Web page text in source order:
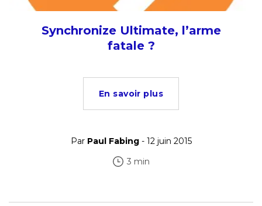
Synchronize Ultimate, l’arme
fatale ?
En savoir plus
Par Paul Fabing- 12 juin 2015
3 min